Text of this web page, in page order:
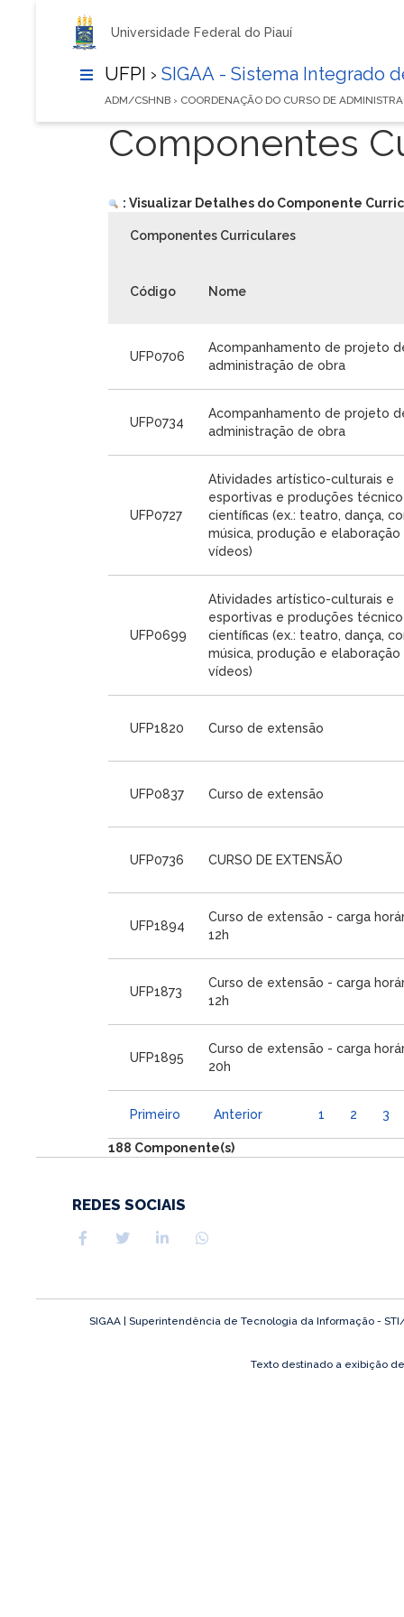
Universidade Federal do Piauí
UFPI › SIGAA - Sistema Integrado
ADM/CSHNB › COORDENAÇÃO DO CURSO DE
Componentes
: Visualizar Detalhes do Componente
Componentes Curriculares
Código Nome
UFP0706
Acompanhamento de projeto
administração de obra
UFP0734
Acompanhamento de projeto
administração de obra
UFP0727
Atividades artístico-culturais e
esportivas e produções
científicas (ex.: teatro, dança,
música, produção e elaboração
vídeos)
UFP0699
Atividades artístico-culturais e
esportivas e produções
científicas (ex.: teatro, dança,
música, produção e elaboração
vídeos)
UFP1820 Curso de extensão
UFP0837 Curso de extensão
UFP0736 CURSO DE EXTENSÃO
UFP1894
Curso de extensão - carga
12h
UFP1873
Curso de extensão - carga
12h
UFP1895
Curso de extensão - carga
20h
Primeiro Anterior 1 2 3
188 Componente(s)
REDES SOCIAIS
SIGAA | Superintendência de Tecnologia da Informação -
Texto destinado a exibição